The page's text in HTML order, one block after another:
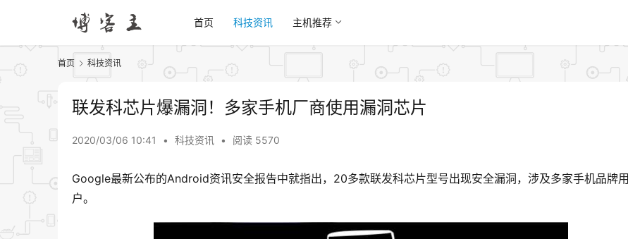
首页 科技资讯 主机推荐
首页 科技资讯
联发科芯片爆漏洞！多家手机厂商使用漏洞芯片
2020/03/06 10:41 • 科技资讯 • 阅读 5570
Google最新公布的Android资讯安全报告中就指出，20多款联发科芯片型号出现安全漏洞，涉及多家手机品牌用
户。